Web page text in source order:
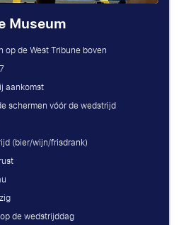
Museum
de West Tribune boven
aankomst
schermen vóór de wedstrijd
(bier/wijn/frisdrank)
de wedstrijddag